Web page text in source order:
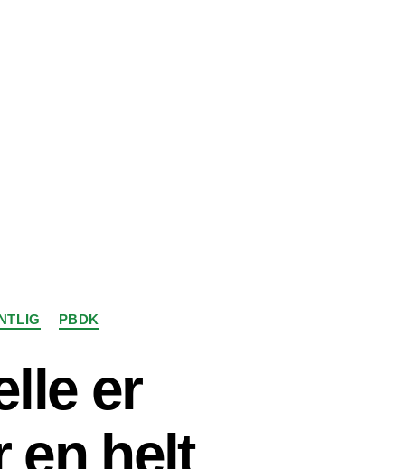
PBDK
er
en helt